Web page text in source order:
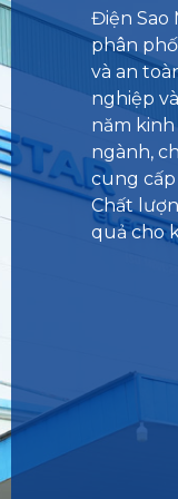
Điện Sao
phân
và an
nghiệp
năm
ngành,
cung cấp
Chất
quả cho